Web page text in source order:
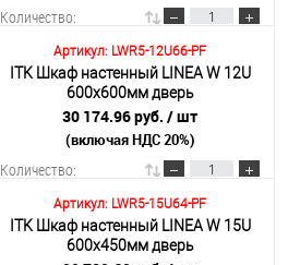
Количество:
В корзину
Подробнее
Артикул: LWR5-12U66-PF
ITK Шкаф настенный LINEA W 12U
600х600мм дверь
перфорированная RAL 9005
30 174.96 руб. / шт
(включая НДС 20%)
Количество:
В корзину
Артикул: LWR5-15U64-PF
ITK Шкаф настенный LINEA W 15U
600х450мм дверь